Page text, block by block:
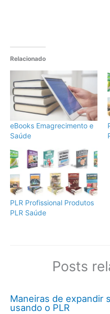
Relacionado
eBooks Emagrecimento e
Saúde
PLR Profissional Produtos
PLR Saúde
Posts
Maneiras de expandir
usando o PLR